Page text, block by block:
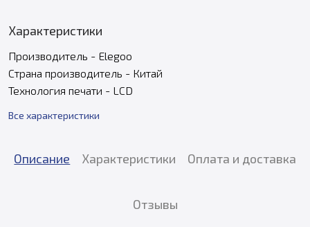
Характеристики
Производитель - Elegoo
Страна производитель - Китай
Технология печати - LCD
Все характеристики
Описание Характеристики Оплата и доставка
Отзывы